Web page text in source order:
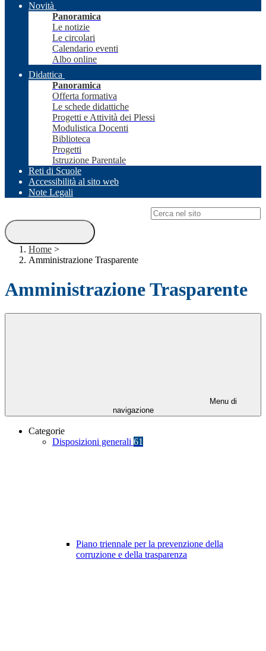
Novità
Panoramica
Le notizie
Le circolari
Calendario eventi
Albo online
Didattica
Panoramica
Offerta formativa
Le schede didattiche
Progetti e Attività dei Plessi
Modulistica Docenti
Biblioteca
Progetti
Istruzione Parentale
Reti di Scuole
Accessibilità al sito web
Note Legali
Home >
Amministrazione Trasparente
Amministrazione Trasparente
Menu di
navigazione
Categorie
Disposizioni generali 61
Piano triennale per la prevenzione della
corruzione e della trasparenza